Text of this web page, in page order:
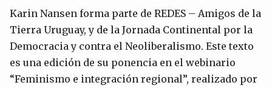
Karin Nansen forma parte de REDES – Amigos de la
Tierra Uruguay, y de la Jornada Continental por la
Democracia y contra el Neoliberalismo. Este texto
es una edición de su ponencia en el webinario
“Feminismo e integración regional”, realizado por